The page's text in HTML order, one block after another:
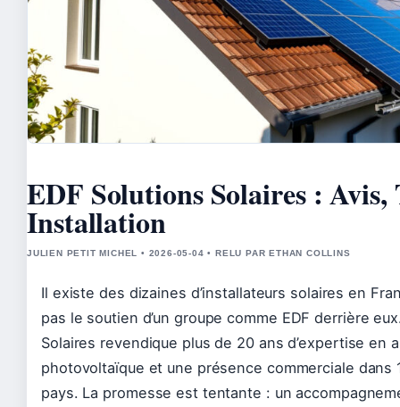
EDF Solutions Solaires : Avis,
Installation
JULIEN PETIT MICHEL • 2026-05-04 • RELU PAR ETHAN COLLINS
Il existe des dizaines d’installateurs solaires en
pas le soutien d’un groupe comme EDF derrière
Solaires revendique plus de 20 ans d’expertise en
photovoltaïque et une présence commerciale dans
pays. La promesse est tentante : un